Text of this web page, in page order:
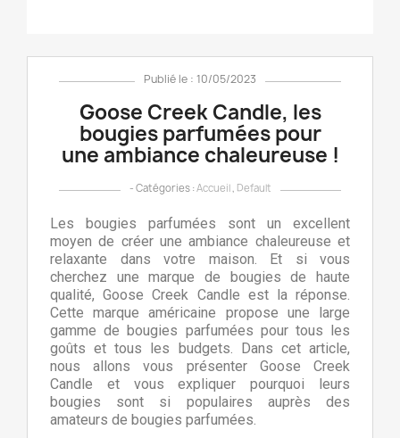
Publié le : 10/05/2023
Goose Creek Candle, les
bougies parfumées pour
une ambiance chaleureuse !
- Catégories :Accueil, Default
Les bougies parfumées sont un excellent
moyen de créer une ambiance chaleureuse et
relaxante dans votre maison. Et si vous
cherchez une marque de bougies de haute
qualité, Goose Creek Candle est la réponse.
Cette marque américaine propose une large
gamme de bougies parfumées pour tous les
goûts et tous les budgets. Dans cet article,
nous allons vous présenter Goose Creek
Candle et vous expliquer pourquoi leurs
bougies sont si populaires auprès des
amateurs de bougies parfumées.